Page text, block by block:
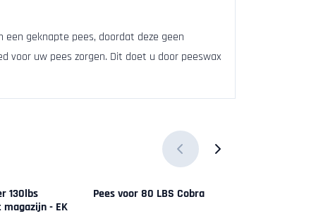
geknapte pees, doordat deze geen
voor uw pees zorgen. Dit doet u door peeswax
130lbs
- EK
Pees voor 80 LBS Cobra